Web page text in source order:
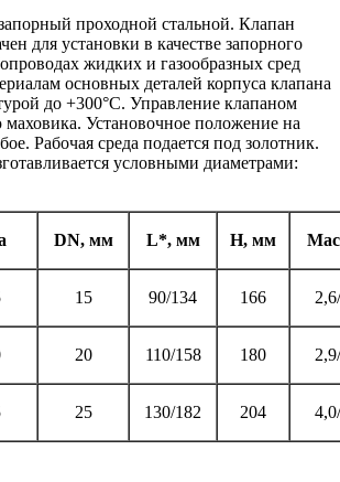
проходной стальной. Клапан
для установки в качестве запорного
жидких и газообразных сред
основных деталей корпуса клапана
до +300°С. Управление клапаном
Установочное положение на
Рабочая среда подается под золотник.
условными диаметрами:
DN, мм L*, мм H, мм
15 90/134 166
20 110/158 180
25 130/182 204